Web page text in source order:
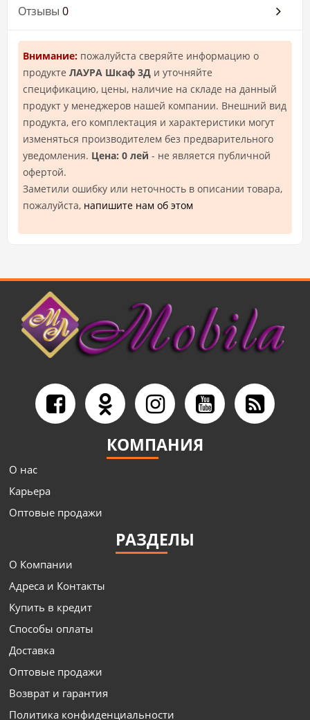
Отзывы 0
Внимание: пожалуйста сверяйте информацию о
продукте ЛАУРА Шкаф 3Д и уточняйте
спецификацию, цены, наличие на складе на данный
продукт у менеджеров нашей компании. Внешний вид
продукта, его комплектация и характеристики могут
изменяться производителем без предварительного
уведомления. Цена: 0 лей - не является публичной
офертой.
Заметили ошибку или неточность в описании товара,
пожалуйста, напишите нам об этом
КОМПАНИЯ
О нас
Карьера
Оптовые продажи
РАЗДЕЛЫ
О Компании
Адреса и Контакты
Купить в кредит
Способы оплаты
Доставка
Оптовые продажи
Возврат и гарантия
Политика конфиденциальности